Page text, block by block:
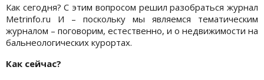
Как сегодня? С этим вопросом решил разобраться журнал
Metrinfo.ru И – поскольку мы являемся тематическим
журналом – поговорим, естественно, и о недвижимости на
бальнеологических курортах.
Как сейчас?